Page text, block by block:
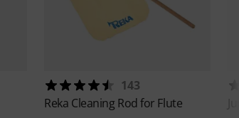
143
Reka Cleaning Rod for Flute